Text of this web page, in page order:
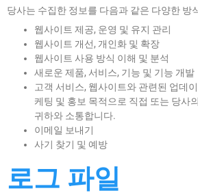
당사는 수집한 정보를 다음과 같은 다양한 방
웹사이트 제공, 운영 및 유지 관리
웹사이트 개선, 개인화 및 확장
웹사이트 사용 방식 이해 및 분석
새로운 제품, 서비스, 기능 및 기능 개발
고객 서비스, 웹사이트와 관련된 업데
케팅 및 홍보 목적으로 직접 또는 당사
귀하와 소통합니다.
이메일 보내기
사기 찾기 및 예방
로그 파일